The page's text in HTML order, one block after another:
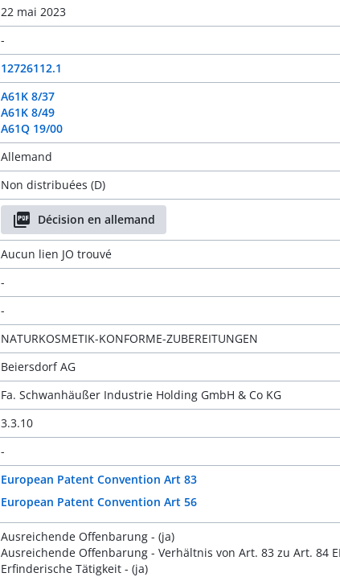
22 mai 2023
-
12726112.1
A61K 8/37
A61K 8/49
A61Q 19/00
Allemand
Non distribuées (D)
Décision en allemand
Aucun lien JO trouvé
-
-
NATURKOSMETIK-KONFORME-ZUBEREITUNGEN
Beiersdorf AG
Fa. Schwanhäußer Industrie Holding GmbH & Co KG
3.3.10
-
European Patent Convention Art 83
European Patent Convention Art 56
Ausreichende Offenbarung - (ja)
Ausreichende Offenbarung - Verhältnis von Art. 83 zu Art. 84
Erfinderische Tätigkeit - (ja)